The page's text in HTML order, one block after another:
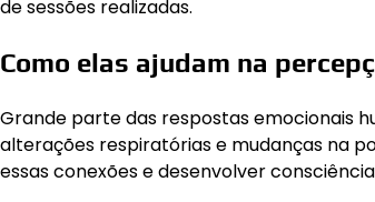
de sessões realizadas.
Como elas ajudam na
Grande parte das respostas emocionais
alterações respiratórias e mudanças na
essas conexões e desenvolver